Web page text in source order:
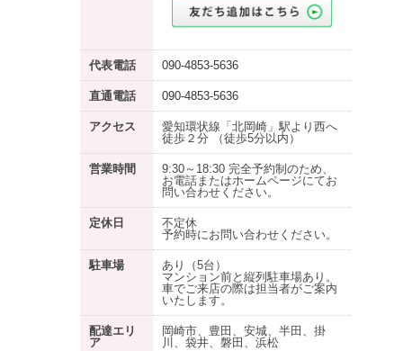
代表電話 090-4853-5636
直通電話 090-4853-5636
アクセス
愛知環状線「北岡崎」駅より西へ
徒歩２分 （徒歩5分以内）
営業時間
9:30～18:30 完全予約制のため、
お電話またはホームページにてお
問い合わせください。
定休日
不定休
予約時にお問い合わせください。
駐車場 あり
（5台）
マンション前と縦列駐車場あり。
車でご来店の際は担当者がご案内
いたします。
配達エリ
ア
岡崎市、豊田、安城、半田、掛
川、袋井、磐田、浜松